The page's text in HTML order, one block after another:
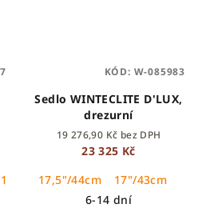
17,5"/44cm 17"/43cm
18"/46cm
Sedlo WINTECLITE D'LUX,
drezurní
19 276,90 Kč bez DPH
23 325 Kč
17,5"/44cm
17"/43cm
6-14 dní
KÓD: W-085983